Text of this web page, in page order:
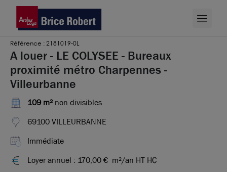
Référence : 2181019-0L
A louer - LE COLYSEE - Bureaux
proximité métro Charpennes -
Villeurbanne
109 m² non divisibles
69100 VILLEURBANNE
Immédiate
Loyer annuel : 170,00 € m²/an HT HC